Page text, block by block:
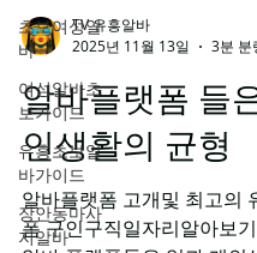
초보여성알
바
여성알바초
보가이드
유흥초보알
바가이드
장안동마사
지알바
TV 유흥알바
2025년 11월 13일
3분 분량
알바플랫폼 들
인생활의 균형